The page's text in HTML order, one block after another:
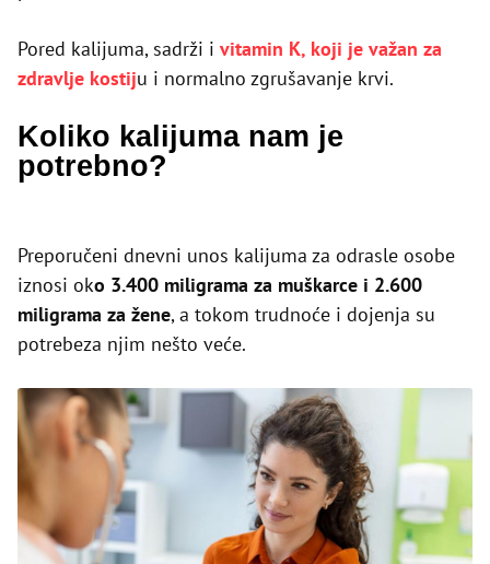
Pored kalijuma, sadrži i vitamin K, koji je važan za
zdravlje kostiju i normalno zgrušavanje krvi.
Koliko kalijuma nam je
potrebno?
Preporučeni dnevni unos kalijuma za odrasle osobe
iznosi oko 3.400 miligrama za muškarce i 2.600
miligrama za žene, a tokom trudnoće i dojenja su
potrebeza njim nešto veće.